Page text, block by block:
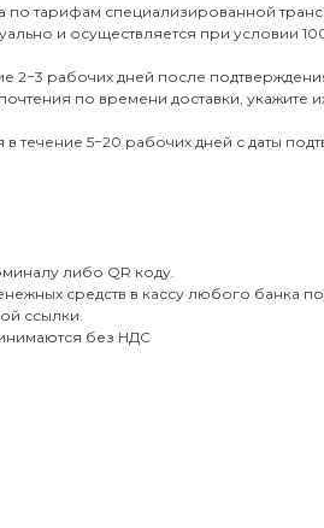
по тарифам специализированной
и осуществляется при условии
рабочих дней после
по времени доставки,
5−20 рабочих дней с даты
либо QR коду.
средств в кассу любого банка
ссылки.
без НДС